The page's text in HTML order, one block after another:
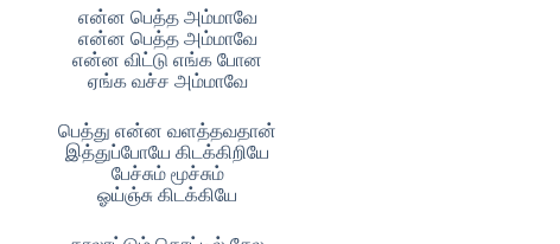
என்ன பெத்த அம்மாவே
என்ன பெத்த அம்மாவே
என்ன விட்டு எங்க போன
ஏங்க வச்ச அம்மாவே
பெத்து என்ன வளத்தவதான்
இத்துப்போயே கிடக்கிறியே
பேச்சும் மூச்சும்
ஓய்ஞ்சு கிடக்கியே